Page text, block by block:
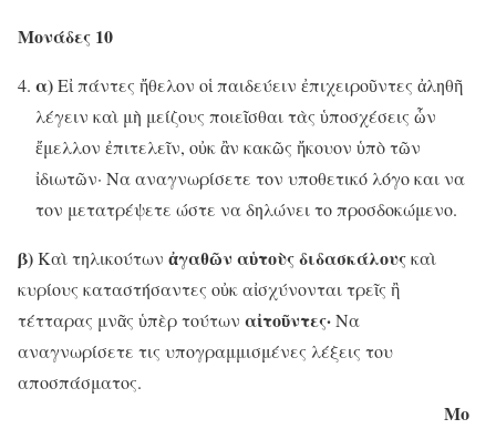
Μονάδες 10
α)Εἰ πάντες ἤθελον οἱ παιδεύειν ἐπιχειροῦντες ἀληθῆ
λέγειν καὶ μὴ μείζους ποιεῖσθαι τὰς ὑποσχέσεις ὧν
ἔμελλον ἐπιτελεῖν, οὐκ ἂν κακῶς ἤκουον ὑπὸ τῶν
ἰδιωτῶν· Να αναγνωρίσετε τον υποθετικό λόγο και να
τον μετατρέψετε ώστε να δηλώνει το προσδοκώμενο.
β)Καὶ τηλικούτων ἀγαθῶν αὑτοὺςδιδασκάλουςκαὶ
κυρίους καταστήσαντες οὐκ αἰσχύνονται τρεῖς ἢ
τέτταρας μνᾶς ὑπὲρ τούτων αἰτοῦντες·Να
αναγνωρίσετε τις υπογραμμισμένες λέξεις του
αποσπάσματος.
Μο